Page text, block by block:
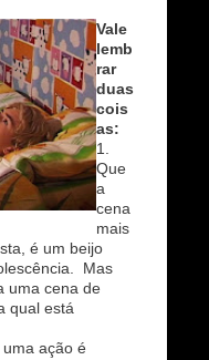
Vale
lemb
rar
duas
cois
as:
1.
Que
a
cena
mais
é um beijo
Mas
uma cena de
qual está
ação é